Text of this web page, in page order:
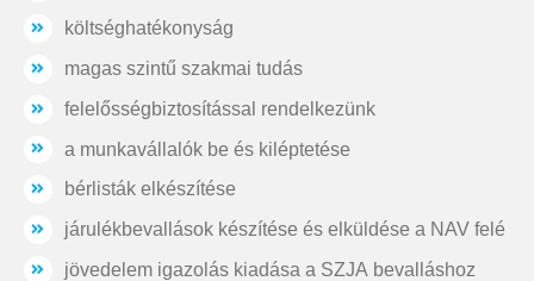
költséghatékonyság
magas szintű szakmai tudás
felelősségbiztosítással rendelkezünk
a munkavállalók be és kiléptetése
bérlisták elkészítése
járulékbevallások készítése és elküldése a NAV felé
jövedelem igazolás kiadása a SZJA bevalláshoz